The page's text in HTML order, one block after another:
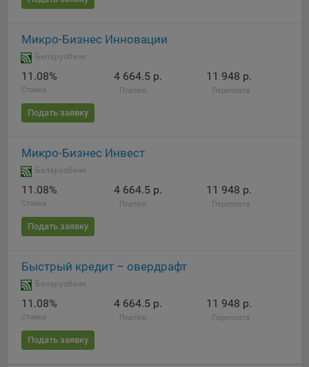
Микро-Бизнес Инновации
Беларусбанк
11.08%
Ставка
4 664.5 р.
Платёж
11 948 р.
Переплата
Подать заявку
Микро-Бизнес Инвест
Беларусбанк
11.08%
Ставка
4 664.5 р.
Платёж
11 948 р.
Переплата
Подать заявку
Быстрый кредит – овердрафт
Беларусбанк
11.08%
Ставка
4 664.5 р.
Платёж
11 948 р.
Переплата
Подать заявку